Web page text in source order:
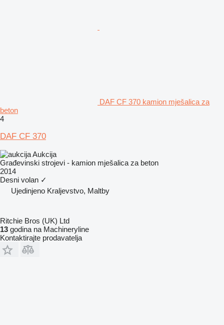
DAF CF 370 kamion mješalica za
beton
4
DAF CF 370
Aukcija
Građevinski strojevi - kamion mješalica za beton
2014
Desni volan ✓
Ujedinjeno Kraljevstvo, Maltby
Ritchie Bros (UK) Ltd
13 godina na Machineryline
Kontaktirajte prodavatelja